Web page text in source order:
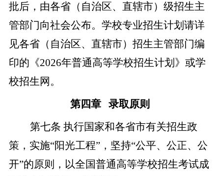
批后，由各省（自治区、直辖市）级招生主
管部门向社会公布。学校专业招生计划请详
见各省（自治区、直辖市）招生主管部门编
印的《2026年普通高等学校招生计划》或学
校招生网。
第四章
录取原则
第七条 执行国家和各省市有关招生政
策，实施“阳光工程”，坚持“公平、公正、公
开”的原则，以全国普通高等学校招生考试成